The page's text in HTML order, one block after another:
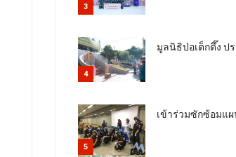
3
4
มูลนิธิป่อเต็กตึ๊ง ป
5
เข้าร่วมซักซ้อมแ